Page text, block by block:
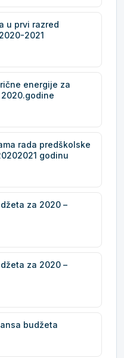
u prvi razred
2021
energije za
rada predškolske
godinu
za 2020 –
za 2020 –
budžeta